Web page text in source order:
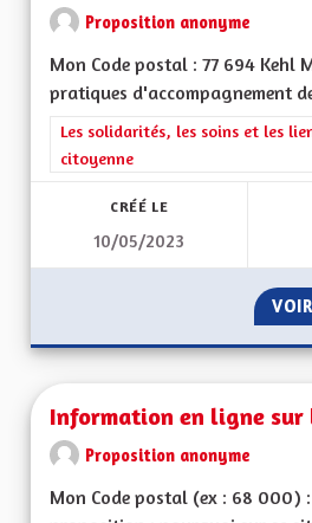
Proposition anonyme
Mon Code postal : 77 694 Kehl
pratiques d'accompagnement
Filtrer les résultats de la
Les solidarités, les soins et les
citoyenne
CRÉÉ LE
10/05/2023
Information en ligne sur
Proposition anonyme
Mon Code postal (ex : 68 000)